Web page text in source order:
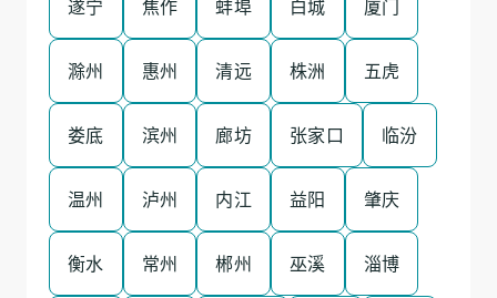
遂宁 焦作 蚌埠 白城 厦门
滁州 惠州 清远 株洲 五虎
娄底 滨州 廊坊 张家口 临汾
温州 泸州 内江 益阳 肇庆
衡水 常州 郴州 巫溪 淄博